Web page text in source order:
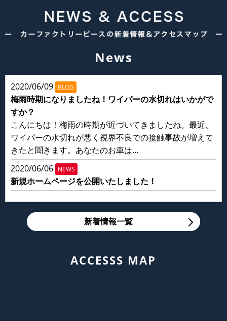
News
2020/06/09 BLOG
梅雨時期になりましたね！ワイパーの水切れはいかがで
すか？
こんにちは！梅雨の時期が近づいてきましたね。最近、
ワイパーの水切れが悪く視界不良での接触事故が増えて
きたと聞きます。あなたのお車は...
2020/06/06 NEWS
新規ホームページを公開いたしました！
新着情報一覧
ACCESSS MAP